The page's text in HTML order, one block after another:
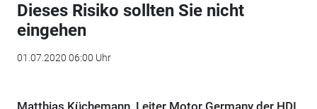
Dieses Risiko sollten Sie nicht
eingehen
01.07.2020 06:00 Uhr
Matthias Küchemann, Leiter Motor Germany der HDI